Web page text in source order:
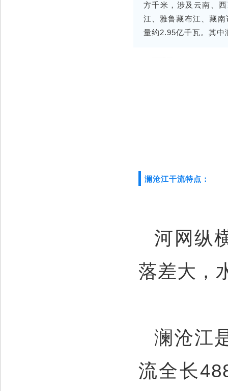
方千米，涉及云南、
江、雅鲁藏布江、藏
量约2.95亿千瓦。其中
澜沧江干流特点：
河网纵
落差大，
澜沧江
流全长